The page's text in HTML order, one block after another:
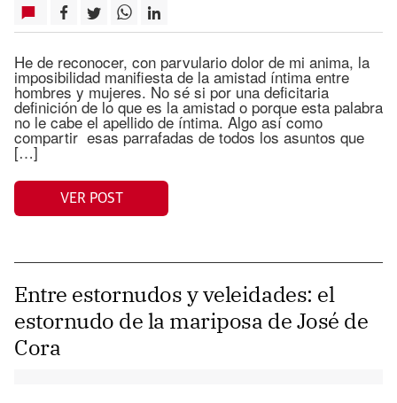
He de reconocer, con parvulario dolor de mi anima, la
imposibilidad manifiesta de la amistad íntima entre
hombres y mujeres. No sé si por una deficitaria
definición de lo que es la amistad o porque esta palabra
no le cabe el apellido de íntima. Algo así como
compartir esas parrafadas de todos los asuntos que
[…]
VER POST
Entre estornudos y veleidades: el
estornudo de la mariposa de José de
Cora